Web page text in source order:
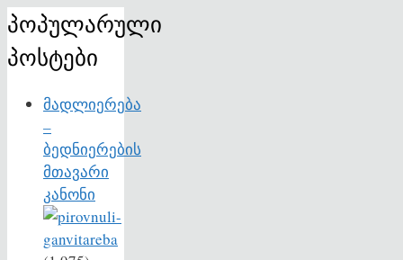
პოპულარული
პოსტები
მადლიერება
–
ბედნიერების
მთავარი
კანონი